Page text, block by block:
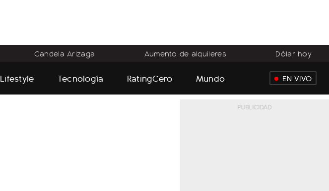
Candela Arizaga Aumento de alquileres Dólar hoy
Lifestyle Tecnología RatingCero Mundo EN VIVO